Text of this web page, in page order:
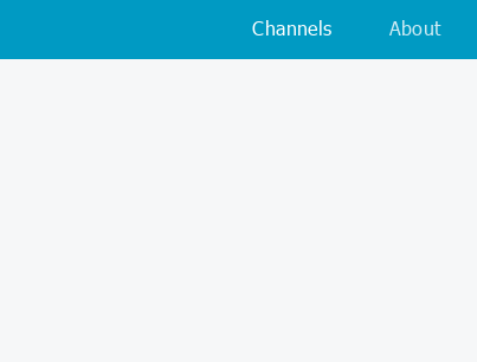
Channels About